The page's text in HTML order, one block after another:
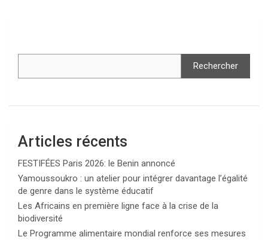
Rechercher
Articles récents
FESTIFÉES Paris 2026: le Benin annoncé
Yamoussoukro : un atelier pour intégrer davantage l’égalité
de genre dans le système éducatif
Les Africains en première ligne face à la crise de la
biodiversité
Le Programme alimentaire mondial renforce ses mesures